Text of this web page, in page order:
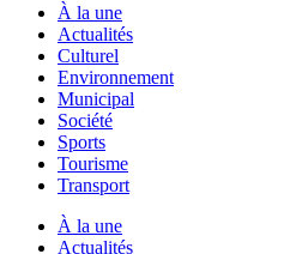
À la une
Actualités
Culturel
Environnement
Municipal
Société
Sports
Tourisme
Transport
À la une
Actualités